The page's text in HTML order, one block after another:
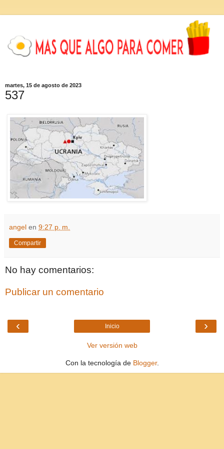
martes, 15 de agosto de 2023
537
angel en 9:27 p. m.
Compartir
No hay comentarios:
Publicar un comentario
‹ ›
Inicio
Ver versión web
Con la tecnología de Blogger.